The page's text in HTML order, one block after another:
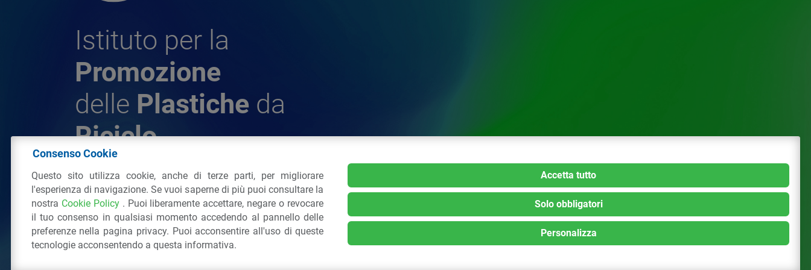
Istituto per la
Promozione
delle Plastiche da
Riciclo
© 2026 - IPPR Istituto per la Promozione delle Plastiche
da Riciclo
C.F. 97381090154
Via San Vittore 3620123 Milano(MI) Tel.: 02 43928225.
Tutti i diritti riservatiPrivacy Policy
Consenso Cookie
Questo sito utilizza cookie, anche di terze parti, per migliorare
l'esperienza di navigazione. Se vuoi saperne di più puoi consultare la
nostra Cookie Policy . Puoi liberamente accettare, negare o revocare
il tuo consenso in qualsiasi momento accedendo al pannello delle
preferenze nella pagina privacy. Puoi acconsentire all'uso di queste
tecnologie acconsentendo a questa informativa.
Accetta tutto
Solo obbligatori
Personalizza